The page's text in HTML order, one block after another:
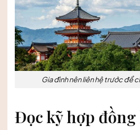
Gia đình nên liên hệ trước để
Đọc kỹ hợp đồng